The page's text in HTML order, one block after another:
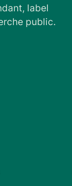
label
public.